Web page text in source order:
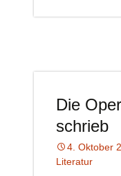
Die
schrieb
4. Oktober
Literatur